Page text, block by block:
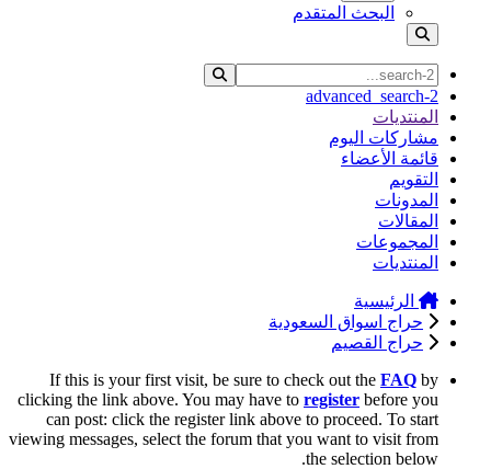
البحث المتقدم
advanced_search-2
المنتديات
مشاركات اليوم
قائمة الأعضاء
التقويم
المدونات
المقالات
المجموعات
المنتديات
الرئيسية
حراج اسواق السعودية
حراج القصيم
If this is your first visit, be sure to check out the FAQ by
clicking the link above. You may have to register before you
can post: click the register link above to proceed. To start
viewing messages, select the forum that you want to visit from
the selection below.